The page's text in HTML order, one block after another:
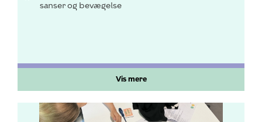
sanser og bevægelse
Vis mere